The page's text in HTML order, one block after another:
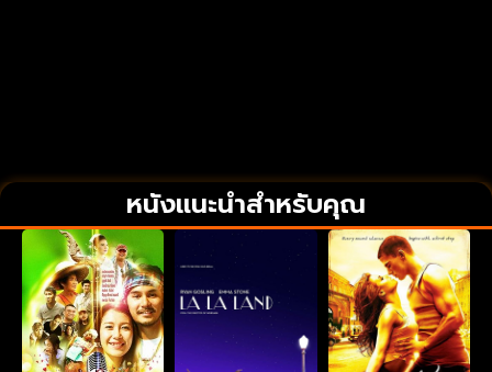
หนังแนะนำสำหรับคุณ